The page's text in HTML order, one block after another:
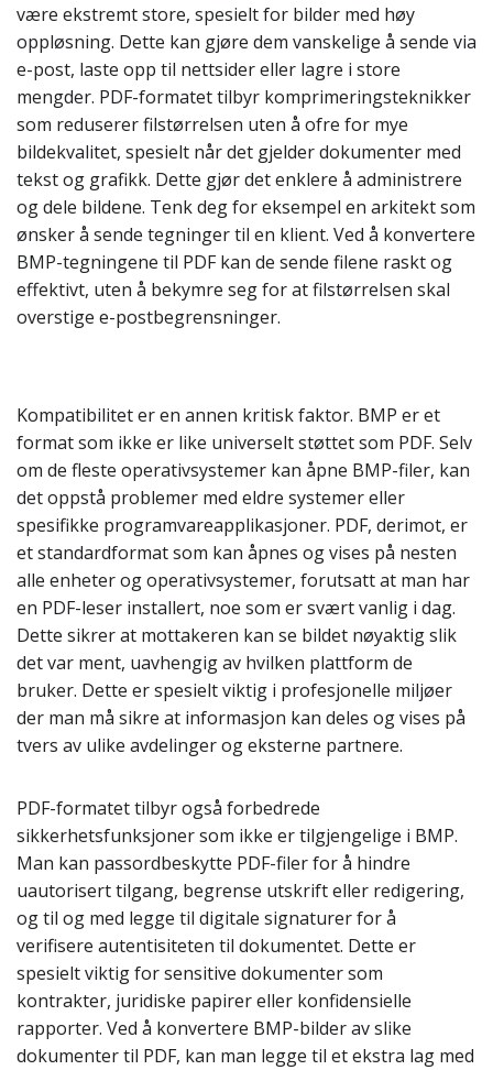
være ekstremt store, spesielt for bilder med høy
oppløsning. Dette kan gjøre dem vanskelige å sende via
e-post, laste opp til nettsider eller lagre i store
mengder. PDF-formatet tilbyr komprimeringsteknikker
som reduserer filstørrelsen uten å ofre for mye
bildekvalitet, spesielt når det gjelder dokumenter med
tekst og grafikk. Dette gjør det enklere å administrere
og dele bildene. Tenk deg for eksempel en arkitekt som
ønsker å sende tegninger til en klient. Ved å konvertere
BMP-tegningene til PDF kan de sende filene raskt og
effektivt, uten å bekymre seg for at filstørrelsen skal
overstige e-postbegrensninger.
Kompatibilitet er en annen kritisk faktor. BMP er et
format som ikke er like universelt støttet som PDF. Selv
om de fleste operativsystemer kan åpne BMP-filer, kan
det oppstå problemer med eldre systemer eller
spesifikke programvareapplikasjoner. PDF, derimot, er
et standardformat som kan åpnes og vises på nesten
alle enheter og operativsystemer, forutsatt at man har
en PDF-leser installert, noe som er svært vanlig i dag.
Dette sikrer at mottakeren kan se bildet nøyaktig slik
det var ment, uavhengig av hvilken plattform de
bruker. Dette er spesielt viktig i profesjonelle miljøer
der man må sikre at informasjon kan deles og vises på
tvers av ulike avdelinger og eksterne partnere.
PDF-formatet tilbyr også forbedrede
sikkerhetsfunksjoner som ikke er tilgjengelige i BMP.
Man kan passordbeskytte PDF-filer for å hindre
uautorisert tilgang, begrense utskrift eller redigering,
og til og med legge til digitale signaturer for å
verifisere autentisiteten til dokumentet. Dette er
spesielt viktig for sensitive dokumenter som
kontrakter, juridiske papirer eller konfidensielle
rapporter. Ved å konvertere BMP-bilder av slike
dokumenter til PDF, kan man legge til et ekstra lag med